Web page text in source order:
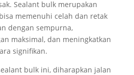
Sealant bulk merupakan
memenuhi celah dan retak
dengan sempurna,
maksimal, dan meningkatkan
signifikan.
bulk ini, diharapkan jalan